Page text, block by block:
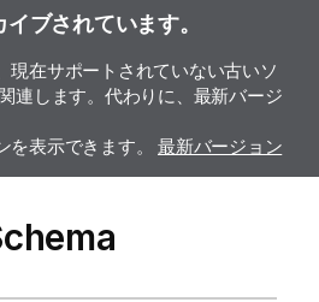
ブされています。
現在サポートされていない古いソ
連します。代わりに、最新バージ
を表示できます。 最新バージョン